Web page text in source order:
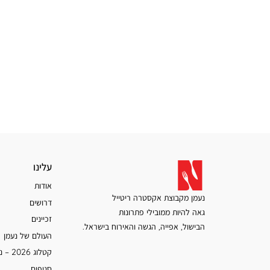
נעמן מקבוצת אקסטרה ריטייל
גאה להיות ממובילי פתרונות
הבישול, אפייה, הגשה והאירוח בישראל.
עלינו
עלינו
אודות
דרושים
זכיינים
העולם של נעמן
קטלוג 2026 – נעמן